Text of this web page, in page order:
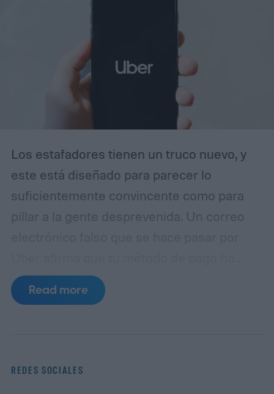
Los estafadores tienen un truco nuevo, y
este está diseñado para parecer lo
suficientemente convincente como para
pillar a la gente desprevenida. Un correo
caducado y te insta a actualizar tus datos
de facturación inmediatamente. A simple
Read more
REDES SOCIALES